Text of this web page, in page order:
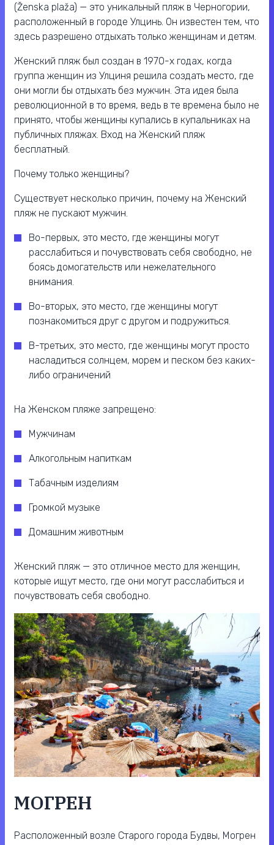
(Ženska plaža) — это уникальный пляж в Черногории,
расположенный в городе Улцинь. Он известен тем, что
здесь разрешено отдыхать только женщинам и детям.
Женский пляж был создан в 1970-х годах, когда
группа женщин из Улциня решила создать место, где
они могли бы отдыхать без мужчин. Эта идея была
революционной в то время, ведь в те времена было не
принято, чтобы женщины купались в купальниках на
публичных пляжах. Вход на Женский пляж
бесплатный.
Почему только женщины?
Существует несколько причин, почему на Женский
пляж не пускают мужчин.
Во-первых, это место, где женщины могут
расслабиться и почувствовать себя свободно, не
боясь домогательств или нежелательного
внимания.
Во-вторых, это место, где женщины могут
познакомиться друг с другом и подружиться.
В-третьих, это место, где женщины могут просто
насладиться солнцем, морем и песком без каких-
либо ограничений
На Женском пляже запрещено:
Мужчинам
Алкогольным напиткам
Табачным изделиям
Громкой музыке
Домашним животным
Женский пляж — это отличное место для женщин,
которые ищут место, где они могут расслабиться и
почувствовать себя свободно.
МОГРЕН
Расположенный возле Старого города Будвы, Могрен